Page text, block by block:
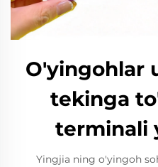
O'yingohlar
tekinga
terminali
Yingjia ning o'yingoh